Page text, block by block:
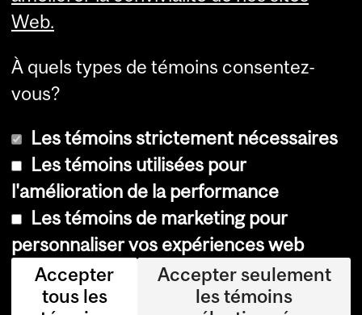
© Université McGill, 2026
Accessibilité
Avis sur les témoins
Paramètres des témoins
Web.
À quels types de témoins consentez-
vous?
Les témoins strictement nécessaires
Les témoins utilisées pour
l'amélioration de la performance
Les témoins de marketing pour
personnaliser vos expériences web
Accepter
tous les
Accepter seulement
les témoins